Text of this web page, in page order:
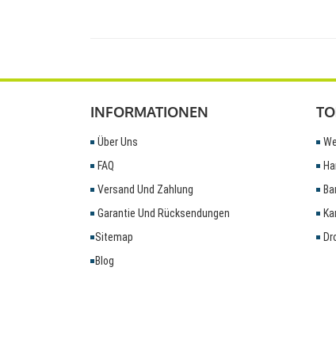
INFORMATIONEN
Über Uns
FAQ
Versand Und Zahlung
Garantie Und Rücksendungen
Sitemap
Blog